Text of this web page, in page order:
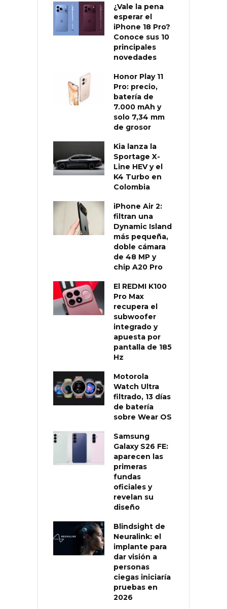
¿Vale la pena
esperar el
iPhone 18 Pro?
Conoce sus 10
principales
novedades
Honor Play 11
Pro: precio,
batería de
7.000 mAh y
solo 7,34 mm
de grosor
Kia lanza la
Sportage X-
Line HEV y el
K4 Turbo en
Colombia
iPhone Air 2:
filtran una
Dynamic Island
más pequeña,
doble cámara
de 48 MP y
chip A20 Pro
El REDMI K100
Pro Max
recupera el
subwoofer
integrado y
apuesta por
pantalla de 185
Hz
Motorola
Watch Ultra
filtrado, 13 días
de batería
sobre Wear OS
Samsung
Galaxy S26 FE:
aparecen las
primeras
fundas
oficiales y
revelan su
diseño
Blindsight de
Neuralink: el
implante para
dar visión a
personas
ciegas iniciaría
pruebas en
2026